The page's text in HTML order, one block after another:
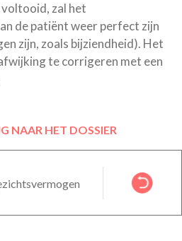
zal het
de patiënt weer perfect zijn
zijn, zoals bijziendheid). Het
te corrigeren met een
NAAR HET DOSSIER